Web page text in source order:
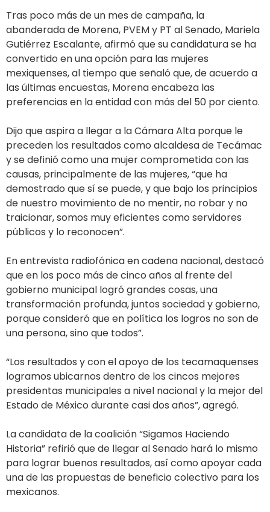
Tras poco más de un mes de campaña, la
abanderada de Morena, PVEM y PT al Senado, Mariela
Gutiérrez Escalante, afirmó que su candidatura se ha
convertido en una opción para las mujeres
mexiquenses, al tiempo que señaló que, de acuerdo a
las últimas encuestas, Morena encabeza las
preferencias en la entidad con más del 50 por ciento.
Dijo que aspira a llegar a la Cámara Alta porque le
preceden los resultados como alcaldesa de Tecámac
y se definió como una mujer comprometida con las
causas, principalmente de las mujeres, “que ha
demostrado que sí se puede, y que bajo los principios
de nuestro movimiento de no mentir, no robar y no
traicionar, somos muy eficientes como servidores
públicos y lo reconocen”.
En entrevista radiofónica en cadena nacional, destacó
que en los poco más de cinco años al frente del
gobierno municipal logró grandes cosas, una
transformación profunda, juntos sociedad y gobierno,
porque consideró que en política los logros no son de
una persona, sino que todos”.
“Los resultados y con el apoyo de los tecamaquenses
logramos ubicarnos dentro de los cincos mejores
presidentas municipales a nivel nacional y la mejor del
Estado de México durante casi dos años”, agregó.
La candidata de la coalición “Sigamos Haciendo
Historia” refirió que de llegar al Senado hará lo mismo
para lograr buenos resultados, así como apoyar cada
una de las propuestas de beneficio colectivo para los
mexicanos.